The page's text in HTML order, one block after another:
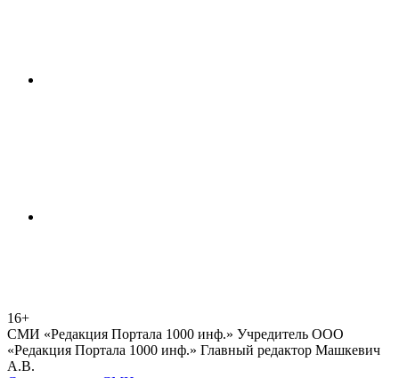
16+
СМИ «Редакция Портала 1000 инф.» Учредитель ООО
«Редакция Портала 1000 инф.» Главный редактор Машкевич
А.В.